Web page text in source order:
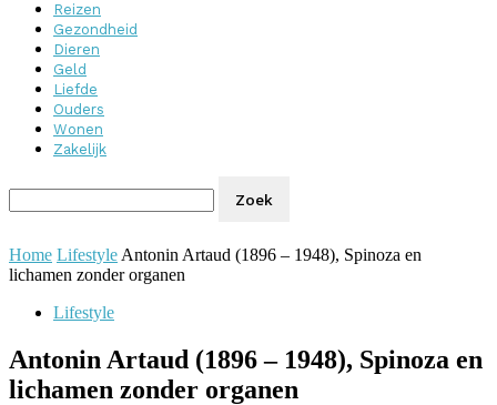
Reizen
Gezondheid
Dieren
Geld
Liefde
Ouders
Wonen
Zakelijk
Home Lifestyle Antonin Artaud (1896 – 1948), Spinoza en
lichamen zonder organen
Lifestyle
Antonin Artaud (1896 – 1948), Spinoza en
lichamen zonder organen